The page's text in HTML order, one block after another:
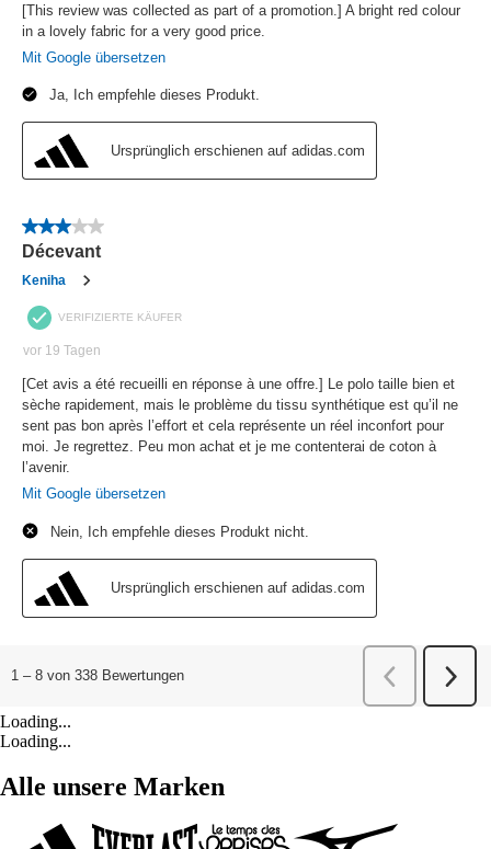
Loading...
Loading...
Alle unsere Marken